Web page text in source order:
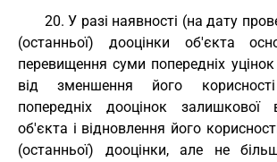
20. У разі наявності (на дату
(останньої) дооцінки об'єкта
перевищення суми попередніх
від зменшення його
попередніх дооцінок залишкової
об'єкта і відновлення його
(останньої) дооцінки, але не